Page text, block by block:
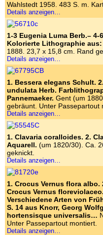
Wahlstedt 1958. 483 S. m.
Details anzeigen…
1-3 Eugenia Luma Berb.–
Kolorierte Lithographie
1888. 23,7 x 15,8 cm. Rand
Details anzeigen…
1. Bessera elegans Schult.
undulata Herb.
Pannemaeker. Gent (um
gebräunt. Unter Passepartout
Details anzeigen…
1. Clavaria coralloides. 2.
Aquarell. (um 1820/30). Ca.
geknickt.
Details anzeigen…
1. Crocus Vernus flora
Crocus Vernus
Verschiedene Arten von
S. 14 aus Knorr, Georg
hortensisque universalis…
Unter Passepartout montiert.
Details anzeigen…